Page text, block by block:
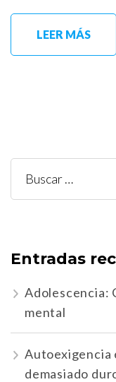
LEER MÁS
Buscar:
Entradas
Adolescencia:
mental
Autoexigencia
demasiado